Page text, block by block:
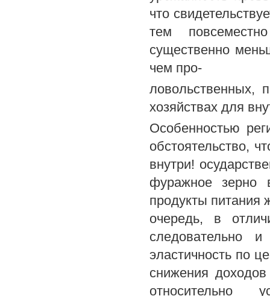
что
тем
существенно
чем про-
ловольственных,
хозяйствах для
Особенностью
обстоятельство,
внутри!
фуражное зерно
продукты питания
очередь, в
следовательно
эластичность по
снижения